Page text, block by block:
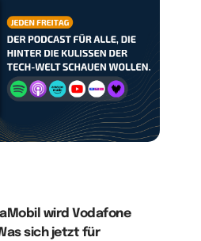
wird Vodafone
sich jetzt für